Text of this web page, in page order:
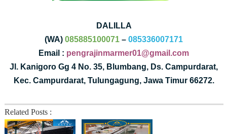
DALILLA
(WA)085885100071 –085336007171
Email : pengrajinmarmer01@gmail.com
Jl. Kanigoro Gg 4 No. 35, Blumbang, Ds. Campurdarat,
Kec. Campurdarat, Tulungagung, Jawa Timur 66272.
Related Posts :